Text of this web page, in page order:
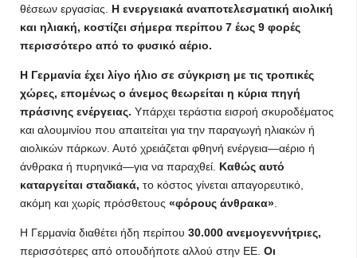
θέσεων εργασίας.
Η ενεργειακά αναποτελεσματική αιολική
και ηλιακή, κοστίζει σήμερα περίπου 7 έως 9 φορές
περισσότερο από το φυσικό αέριο.
Η Γερμανία έχει λίγο ήλιο σε σύγκριση με τις τροπικές
χώρες, επομένως ο άνεμος θεωρείται η κύρια πηγή
πράσινης ενέργειας. Υπάρχει τεράστια εισροή σκυροδέματος
και αλουμινίου που απαιτείται για την παραγωγή ηλιακών ή
αιολικών πάρκων. Αυτό χρειάζεται φθηνή ενέργεια—αέριο ή
άνθρακα ή πυρηνικά—για να παραχθεί. Καθώς αυτό
καταργείται σταδιακά, το κόστος γίνεται απαγορευτικό,
ακόμη και χωρίς πρόσθετους «φόρους άνθρακα»
Η Γερμανία διαθέτει ήδη περίπου 30.000 ανεμογεννήτριες,
περισσότερες από οπουδήποτε αλλού στην ΕΕ. Οι